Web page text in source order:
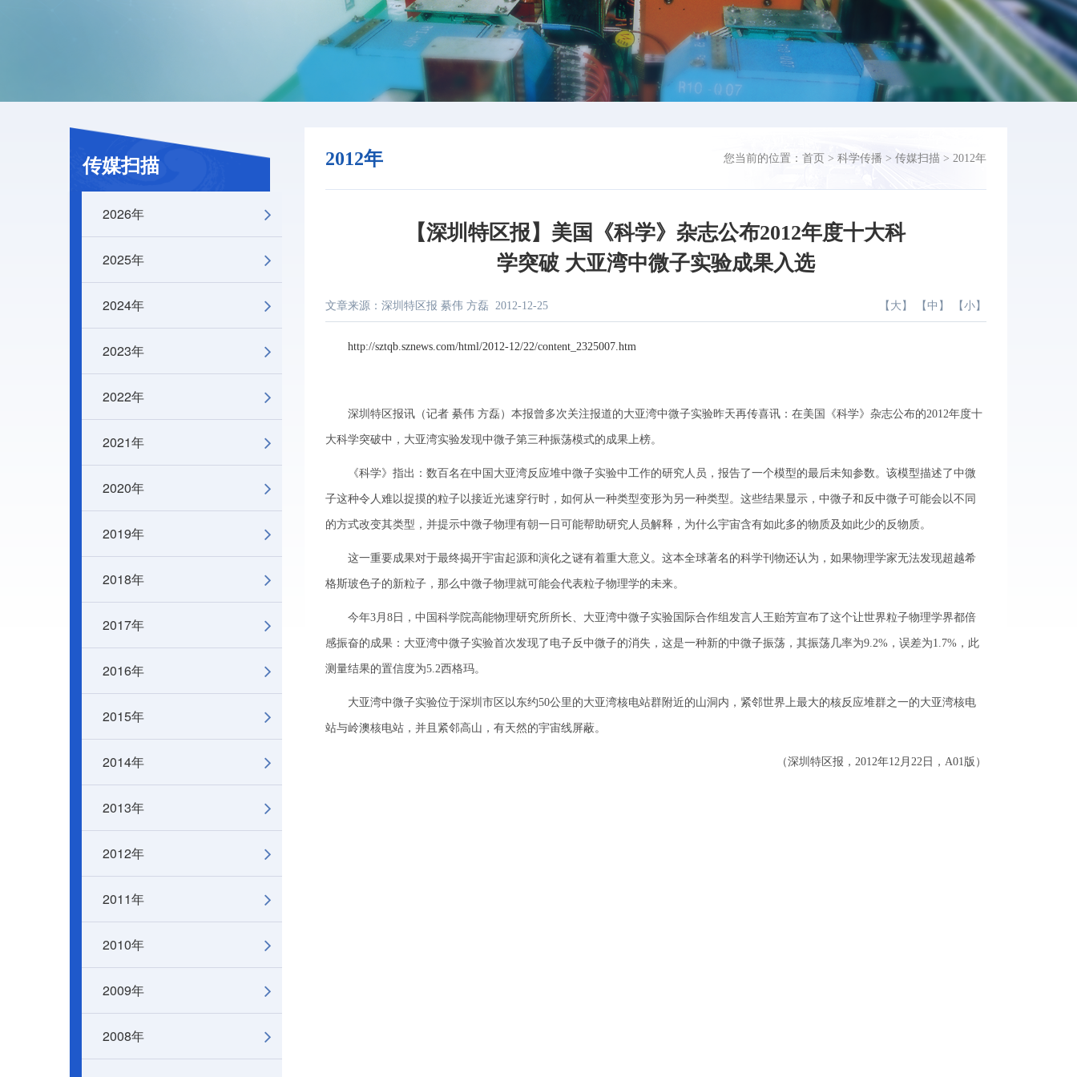
传媒扫描
2026年
2025年
2024年
2023年
2022年
2021年
2020年
2019年
2018年
2017年
2016年
2015年
2014年
2013年
2012年
2011年
2010年
2009年
2008年
2012年 您当前的位置： 首页 > 科学传播 > 传媒扫描 > 2012年
【深圳特区报】美国《科学》杂志公布2012年度十大科
学突破 大亚湾中微子实验成果入选
文章来源：深圳特区报 綦伟 方磊 2012-12-25 【 大 】 【中 】 【小】
http://sztqb.sznews.com/html/2012-12/22/content_2325007.htm
深圳特区报讯（记者 綦伟 方磊）本报曾多次关注报道的大亚湾中微子实验昨天再传喜讯：在美国《科学》杂志公布的2012年度十
大科学突破中，大亚湾实验发现中微子第三种振荡模式的成果上榜。
《科学》指出：数百名在中国大亚湾反应堆中微子实验中工作的研究人员，报告了一个模型的最后未知参数。该模型描述了中微
子这种令人难以捉摸的粒子以接近光速穿行时，如何从一种类型变形为另一种类型。这些结果显示，中微子和反中微子可能会以不同
的方式改变其类型，并提示中微子物理有朝一日可能帮助研究人员解释，为什么宇宙含有如此多的物质及如此少的反物质。
这一重要成果对于最终揭开宇宙起源和演化之谜有着重大意义。这本全球著名的科学刊物还认为，如果物理学家无法发现超越希
格斯玻色子的新粒子，那么中微子物理就可能会代表粒子物理学的未来。
今年3月8日，中国科学院高能物理研究所所长、大亚湾中微子实验国际合作组发言人王贻芳宣布了这个让世界粒子物理学界都倍
感振奋的成果：大亚湾中微子实验首次发现了电子反中微子的消失，这是一种新的中微子振荡，其振荡几率为9.2%，误差为1.7%，此
测量结果的置信度为5.2西格玛。
大亚湾中微子实验位于深圳市区以东约50公里的大亚湾核电站群附近的山洞内，紧邻世界上最大的核反应堆群之一的大亚湾核电
站与岭澳核电站，并且紧邻高山，有天然的宇宙线屏蔽。
（深圳特区报，2012年12月22日，A01版）